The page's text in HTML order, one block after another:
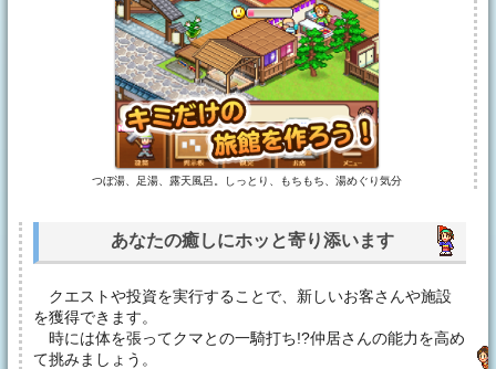
つぼ湯、足湯、露天風呂。しっとり、もちもち、湯めぐり気分
あなたの癒しにホッと寄り添います
クエストや投資を実行することで、新しいお客さんや施設
を獲得できます。
時には体を張ってクマとの一騎打ち!?仲居さんの能力を高め
て挑みましょう。